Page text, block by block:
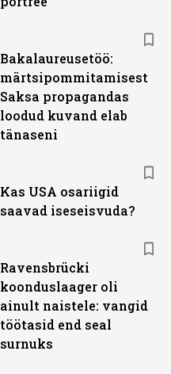
Bakalaureusetöö:
märtsipommitamisest
Saksa propagandas
loodud kuvand elab
tänaseni
Kas USA osariigid
saavad iseseisvuda?
Ravensbrücki
koonduslaager oli
ainult naistele: vangid
töötasid end seal
surnuks